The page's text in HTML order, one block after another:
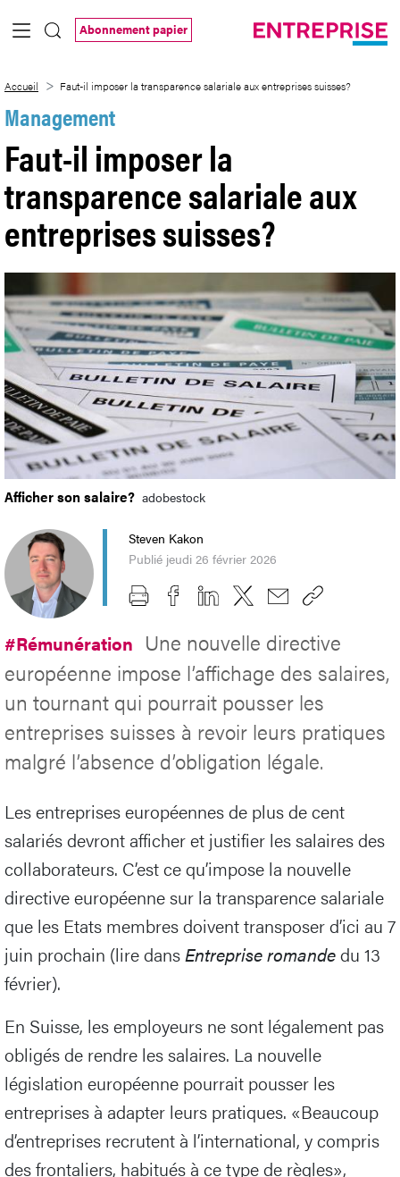
Saut au contenu principal
Abonnement papier
Accueil Faut-il imposer la transparence salariale aux entreprises suisses?
Management
Faut-il imposer la
transparence salariale aux
entreprises suisses?
Afficher son salaire? adobestock
Steven Kakon
Publié jeudi 26 février 2026
#Rémunération Une nouvelle directive
européenne impose l’affichage des salaires,
un tournant qui pourrait pousser les
entreprises suisses à revoir leurs pratiques
malgré l’absence d’obligation légale.
Les entreprises européennes de plus de cent
salariés devront afficher et justifier les salaires des
collaborateurs. C’est ce qu’impose la nouvelle
directive européenne sur la transparence salariale
que les Etats membres doivent transposer d’ici au 7
juin prochain (lire dansEntreprise romandedu 13
février).
En Suisse, les employeurs ne sont légalement pas
obligés de rendre les salaires. La nouvelle
législation européenne pourrait pousser les
entreprises à adapter leurs pratiques. «Beaucoup
d’entreprises recrutent à l’international, y compris
des frontaliers, habitués à ce type de règles»,